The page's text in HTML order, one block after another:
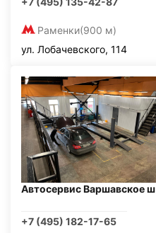
Раменки(900 м)
ул. Лобачевского, 114
Автосервис Варшавское ш
+7 (495) 182-17-65